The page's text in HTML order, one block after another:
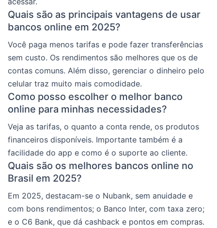
Quais são as principais vantagens de usar
bancos online em 2025?
Você paga menos tarifas e pode fazer transferências
sem custo. Os rendimentos são melhores que os de
contas comuns. Além disso, gerenciar o dinheiro pelo
celular traz muito mais comodidade.
Como posso escolher o melhor banco
online para minhas necessidades?
Veja as tarifas, o quanto a conta rende, os produtos
financeiros disponíveis. Importante também é a
facilidade do app e como é o suporte ao cliente.
Quais são os melhores bancos online no
Brasil em 2025?
Em 2025, destacam-se o Nubank, sem anuidade e
com bons rendimentos; o Banco Inter, com taxa zero;
e o C6 Bank, que dá cashback e pontos em compras.